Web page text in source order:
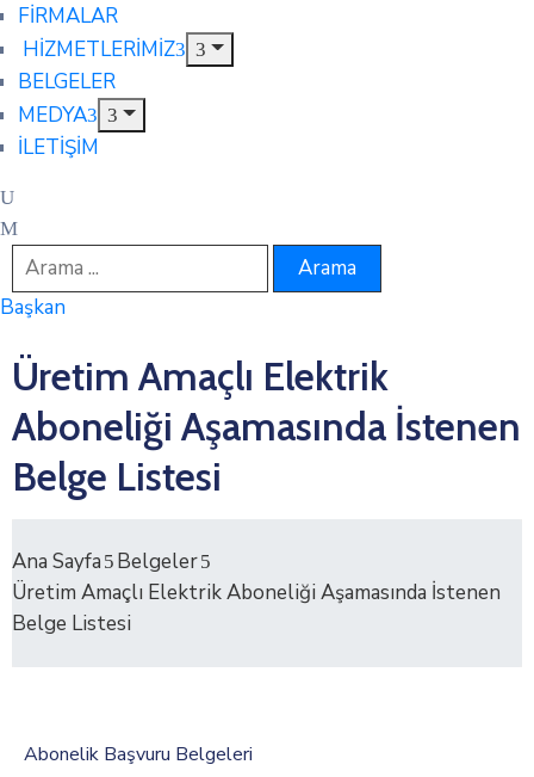
FİRMALAR
HİZMETLERİMİZ
BELGELER
MEDYA
İLETİŞİM
Başkan
Üretim Amaçlı Elektrik
Aboneliği Aşamasında İstenen
Belge Listesi
Ana Sayfa
Belgeler
Üretim Amaçlı Elektrik Aboneliği Aşamasında İstenen
Belge Listesi
Abonelik Başvuru Belgeleri